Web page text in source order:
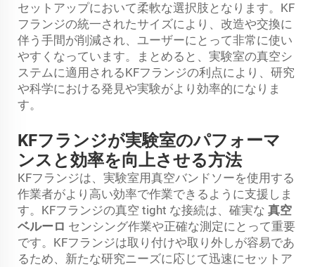
セットアップにおいて柔軟な選択肢となります。KF
フランジの統一されたサイズにより、改造や交換に
伴う手間が削減され、ユーザーにとって非常に使い
やすくなっています。まとめると、実験室の真空シ
ステムに適用されるKFフランジの利点により、研究
や科学における発見や実験がより効率的になりま
す。
KFフランジが実験室のパフォーマ
ンスと効率を向上させる方法
KFフランジは、実験室用真空バンドソーを使用する
作業者がより高い効率で作業できるように支援しま
す。KFフランジの真空 tight な接続は、確実な 真空
ベルーロ センシング作業や正確な測定にとって重要
です。KFフランジは取り付けや取り外しが容易であ
るため、新たな研究ニーズに応じて迅速にセットア